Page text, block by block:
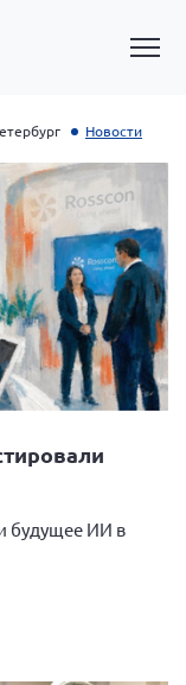
Н. Ф.
О.В.
Новости
будущее ИИ в